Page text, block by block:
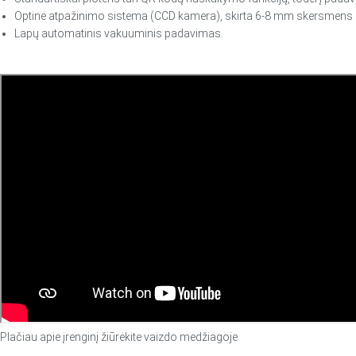
Optinė atpažinimo sistema (CCD kamera), skirta 6-8 mm skersmens
Lapų automatinis vakuuminis padavimas.
Plačiau apie įrenginį žiūrėkite vaizdo medžiagoje